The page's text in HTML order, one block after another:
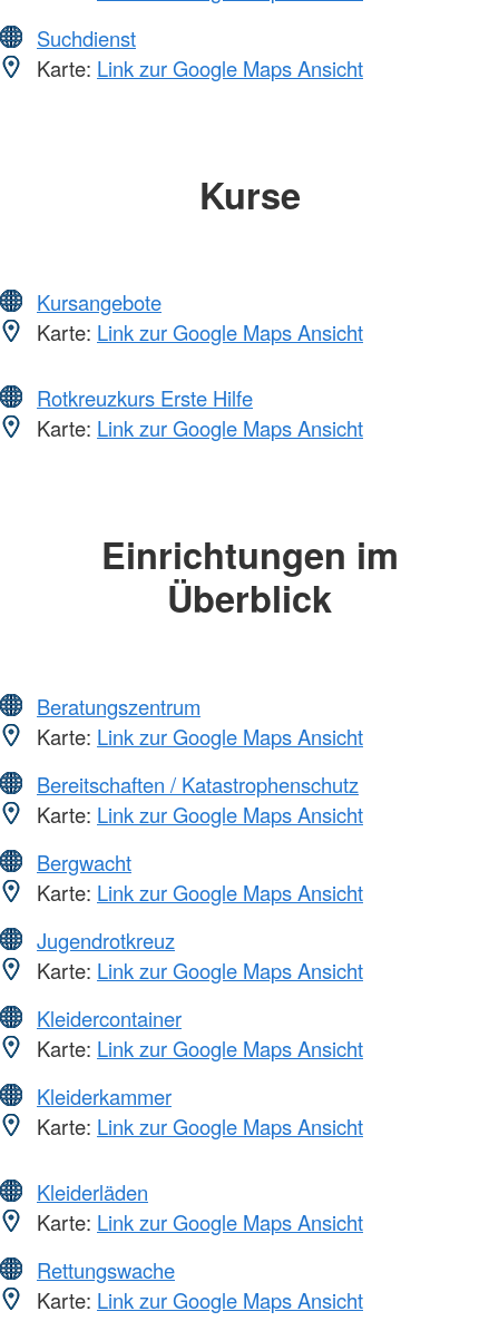
Suchdienst
Karte: Link zur Google Maps Ansicht
Kurse
Kursangebote
Karte: Link zur Google Maps Ansicht
Rotkreuzkurs Erste Hilfe
Karte: Link zur Google Maps Ansicht
Einrichtungen im
Überblick
Beratungszentrum
Karte: Link zur Google Maps Ansicht
Bereitschaften / Katastrophenschutz
Karte: Link zur Google Maps Ansicht
Bergwacht
Karte: Link zur Google Maps Ansicht
Jugendrotkreuz
Karte: Link zur Google Maps Ansicht
Kleidercontainer
Karte: Link zur Google Maps Ansicht
Kleiderkammer
Karte: Link zur Google Maps Ansicht
Kleiderläden
Karte: Link zur Google Maps Ansicht
Rettungswache
Karte: Link zur Google Maps Ansicht